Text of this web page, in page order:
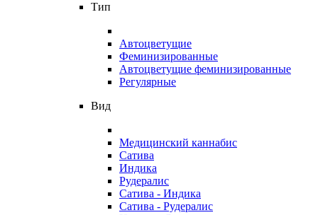
Тип
Автоцветущие
Феминизированные
Автоцветущие феминизированные
Регулярные
Вид
Медицинский каннабис
Сатива
Индика
Рудералис
Сатива - Индика
Сатива - Рудералис